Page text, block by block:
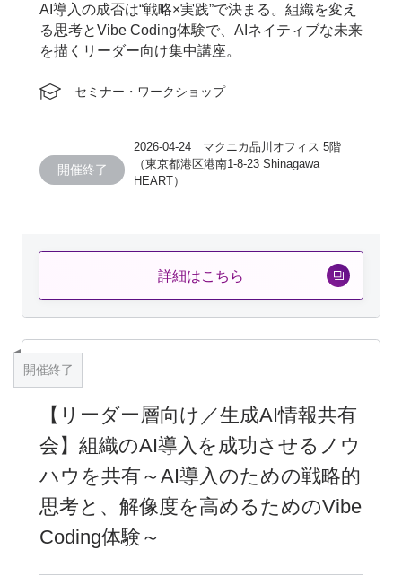
AI導入の成否は“戦略×実践”で決まる。組織を変え
る思考とVibe Coding体験で、AIネイティブな未来
を描くリーダー向け集中講座。
セミナー・ワークショップ
開催終了
2026-04-24 マクニカ品川オフィス 5階
（東京都港区港南1-8-23 Shinagawa
HEART）
詳細はこちら
開催終了
【リーダー層向け／生成AI情報共有
会】組織のAI導入を成功させるノウ
ハウを共有～AI導入のための戦略的
思考と、解像度を高めるためのVibe
Coding体験～